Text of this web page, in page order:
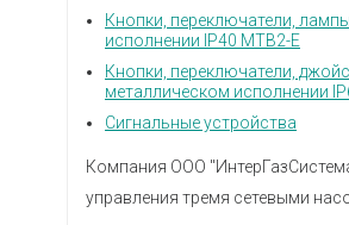
Кнопки, переключатели,
исполнении IP40 MTB2-E
Кнопки, переключатели,
металлическом исполнении
Сигнальные устройства
Компания ООО
управления тремя сетевыми